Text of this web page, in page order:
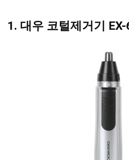
1. 대우 코털제거기